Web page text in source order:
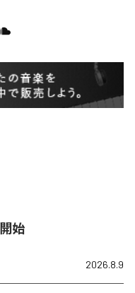
始
2026.8.9